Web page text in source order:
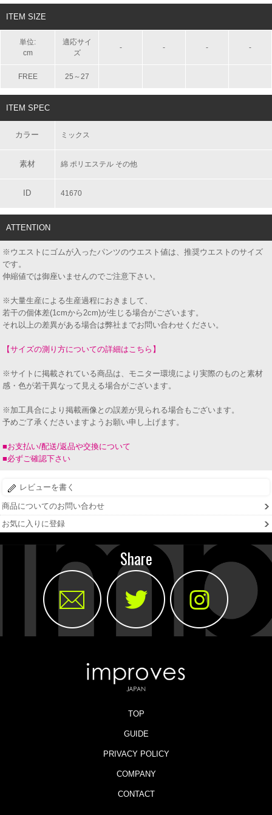
ITEM SIZE
単位:
cm
適応サイ
ズ
- - - -
FREE 25～27
ITEM SPEC
カラー ミックス
素材 綿 ポリエステル その他
ID 41670
ATTENTION
※ウエストにゴムが入ったパンツのウエスト値は、推奨ウエストのサイズ
です。
伸縮値では御座いませんのでご注意下さい。
※大量生産による生産過程におきまして、
若干の個体差(1cmから2cm)が生じる場合がございます。
それ以上の差異がある場合は弊社までお問い合わせください。
【サイズの測り方についての詳細はこちら】
※サイトに掲載されている商品は、モニター環境により実際のものと素材
感・色が若干異なって見える場合がございます。
※加工具合により掲載画像との誤差が見られる場合もございます。
予めご了承くださいますようお願い申し上げます。
■お支払い/配送/返品や交換について
■必ずご確認下さい
レビューを書く
商品についてのお問い合わせ
お気に入りに登録
Share
TOP
GUIDE
PRIVACY POLICY
COMPANY
CONTACT